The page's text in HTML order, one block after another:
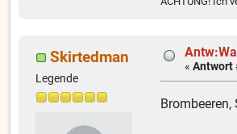
Skirtedman
Legende
«Antwort